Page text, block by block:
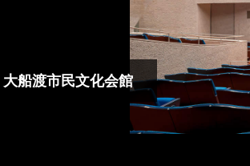
大船渡市民文化会館